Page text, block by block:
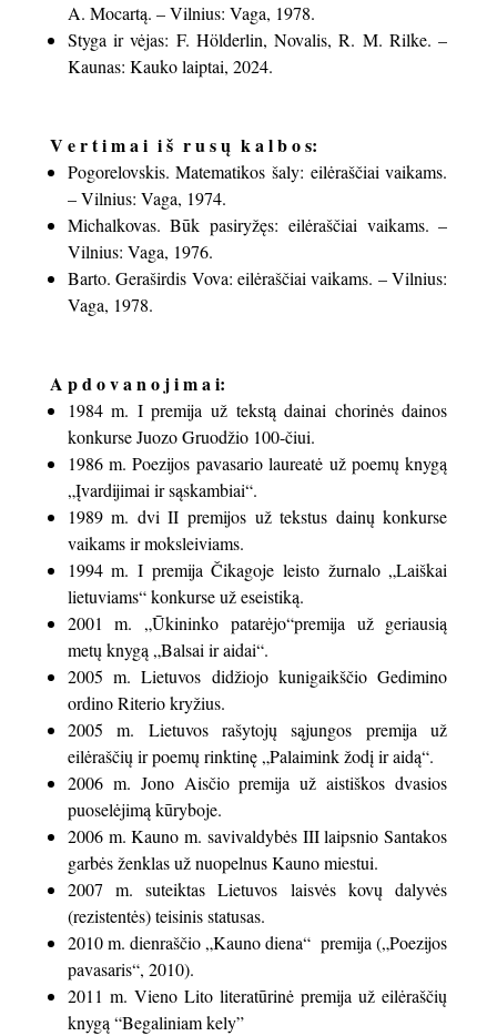
A. Mocartą. – Vilnius: Vaga, 1978.
Styga ir vėjas: F. Hölderlin, Novalis, R. M. Rilke. –
Kaunas: Kauko laiptai, 2024.
V e r t i m a i i š r u s ų k a l b o s:
Pogorelovskis. Matematikos šaly: eilėraščiai vaikams.
– Vilnius: Vaga, 1974.
Michalkovas. Būk pasiryžęs: eilėraščiai vaikams. –
Vilnius: Vaga, 1976.
Barto. Geraširdis Vova: eilėraščiai vaikams. – Vilnius:
Vaga, 1978.
A p d o v a n o j i m a i:
1984 m. I premija už tekstą dainai chorinės dainos
konkurse Juozo Gruodžio 100-čiui.
1986 m. Poezijos pavasario laureatė už poemų knygą
„Įvardijimai ir sąskambiai“.
1989 m. dvi II premijos už tekstus dainų konkurse
vaikams ir moksleiviams.
1994 m. I premija Čikagoje leisto žurnalo „Laiškai
lietuviams“ konkurse už eseistiką.
2001 m. „Ūkininko patarėjo“premija už geriausią
metų knygą „Balsai ir aidai“.
2005 m. Lietuvos didžiojo kunigaikščio Gedimino
ordino Riterio kryžius.
2005 m. Lietuvos rašytojų sąjungos premija už
eilėraščių ir poemų rinktinę „Palaimink žodį ir aidą“.
2006 m. Jono Aisčio premija už aistiškos dvasios
puoselėjimą kūryboje.
2006 m. Kauno m. savivaldybės III laipsnio Santakos
garbės ženklas už nuopelnus Kauno miestui.
2007 m. suteiktas Lietuvos laisvės kovų dalyvės
(rezistentės) teisinis statusas.
2010 m. dienraščio „Kauno diena“ premija („Poezijos
pavasaris“, 2010).
2011 m. Vieno Lito literatūrinė premija už eilėraščių
knygą “Begaliniam kely”